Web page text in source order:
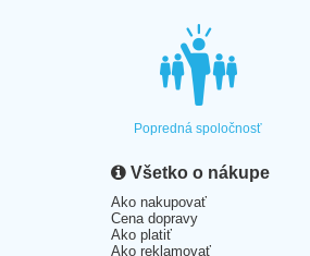
Popredná spoločnosť
Všetko o nákupe
Ako nakupovať
Cena dopravy
Ako platiť
Ako reklamovať